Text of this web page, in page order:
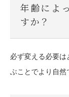
年齢によ
すか？
必ず変える必要
ぶことでより自然